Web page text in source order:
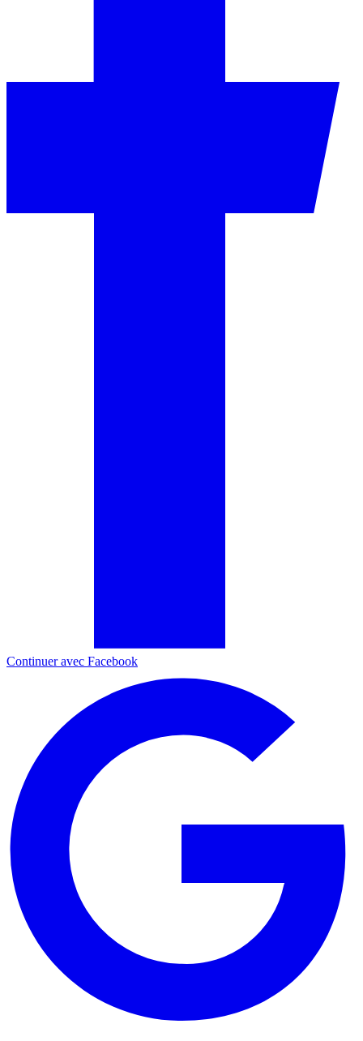
Continuer avec Facebook